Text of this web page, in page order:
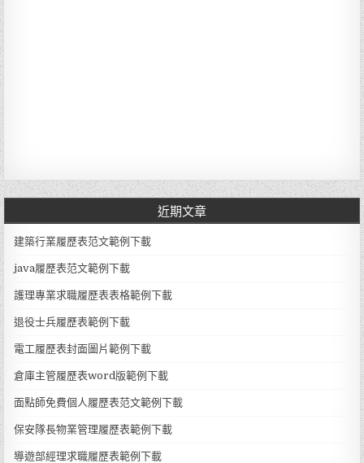
近期文章
建築行業履歷表范文範例下載
java履歷表范文範例下載
護理專業求職履歷表表格範例下載
退役士兵履歷表範例下載
電工履歷表封面圖片範例下載
倉庫主管履歷表word版範例下載
面點師免費個人履歷表范文範例下載
保安隊長物業管理履歷表範例下載
導遊部經理求職履歷表範例下載